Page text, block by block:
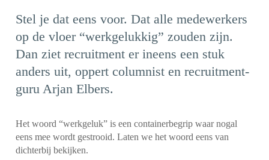
Stel je dat eens voor. Dat alle medewerkers
op de vloer “werkgelukkig” zouden zijn.
Dan ziet recruitment er ineens een stuk
anders uit, oppert columnist en recruitment-
guru Arjan Elbers.
Het woord “werkgeluk” is een containerbegrip waar nogal
eens mee wordt gestrooid. Laten we het woord eens van
dichterbij bekijken.